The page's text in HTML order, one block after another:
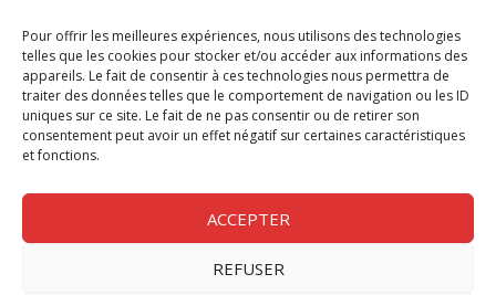
Pour offrir les meilleures expériences, nous utilisons des technologies
telles que les cookies pour stocker et/ou accéder aux informations des
appareils. Le fait de consentir à ces technologies nous permettra de
traiter des données telles que le comportement de navigation ou les ID
uniques sur ce site. Le fait de ne pas consentir ou de retirer son
consentement peut avoir un effet négatif sur certaines caractéristiques
et fonctions.
ACCEPTER
REFUSER
Chèque Compta
Chèque Emploi Spectacle
G-Pods
Profession Audio-visuel